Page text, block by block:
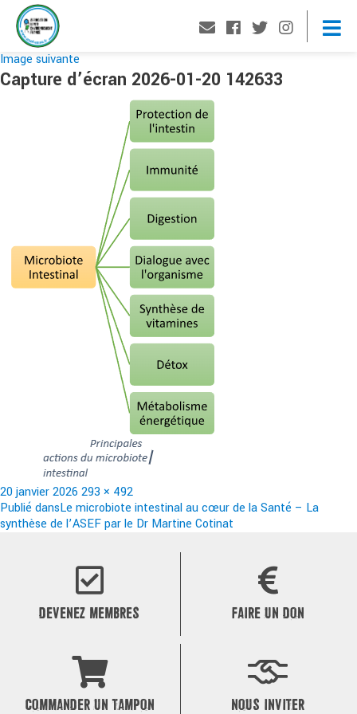
Image suivante
Capture d’écran 2026-01-20 142633
Publié
le
20 janvier 2026 Taille
réelle
293 × 492
Navigation
de
Publié dansLe microbiote intestinal au cœur de la Santé – La
synthèse de l’ASEF par le Dr Martine Cotinat
DEVENEZ MEMBRES FAIRE UN DON
COMMANDER UN TAMPON NOUS INVITER